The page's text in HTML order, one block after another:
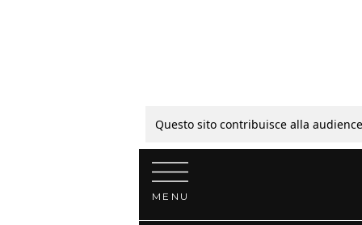
Questo sito contribuisce alla
Vai al contenuto
MENU